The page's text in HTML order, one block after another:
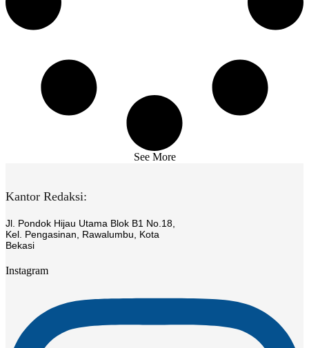
See More
Kantor Redaksi:
Jl. Pondok Hijau Utama Blok B1 No.18,
Kel. Pengasinan, Rawalumbu, Kota
Bekasi
Instagram